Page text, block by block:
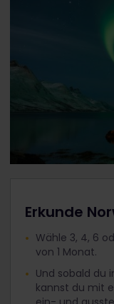
Erkunde
Wähle 3, 4, 6
von 1 Monat.
Und sobald du
kannst du mit